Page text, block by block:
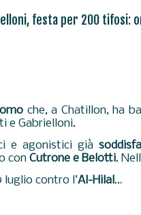
festa per 200 tifosi:
che, a Chatillon, ha
e Gabrielloni.
e agonistici già
con Cutrone e Belotti.
contro l’Al-Hilal…